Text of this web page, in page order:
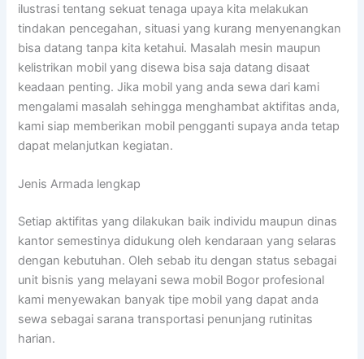
ilustrasi tentang sekuat tenaga upaya kita melakukan
tindakan pencegahan, situasi yang kurang menyenangkan
bisa datang tanpa kita ketahui. Masalah mesin maupun
kelistrikan mobil yang disewa bisa saja datang disaat
keadaan penting. Jika mobil yang anda sewa dari kami
mengalami masalah sehingga menghambat aktifitas anda,
kami siap memberikan mobil pengganti supaya anda tetap
dapat melanjutkan kegiatan.
Jenis Armada lengkap
Setiap aktifitas yang dilakukan baik individu maupun dinas
kantor semestinya didukung oleh kendaraan yang selaras
dengan kebutuhan. Oleh sebab itu dengan status sebagai
unit bisnis yang melayani sewa mobil Bogor profesional
kami menyewakan banyak tipe mobil yang dapat anda
sewa sebagai sarana transportasi penunjang rutinitas
harian.